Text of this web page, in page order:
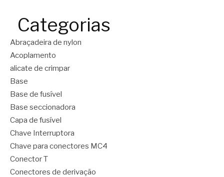
Categorias
Abraçadeira de nylon
Acoplamento
alicate de crimpar
Base
Base de fusível
Base seccionadora
Capa de fusível
Chave Interruptora
Chave para conectores MC4
Conector T
Conectores de derivação